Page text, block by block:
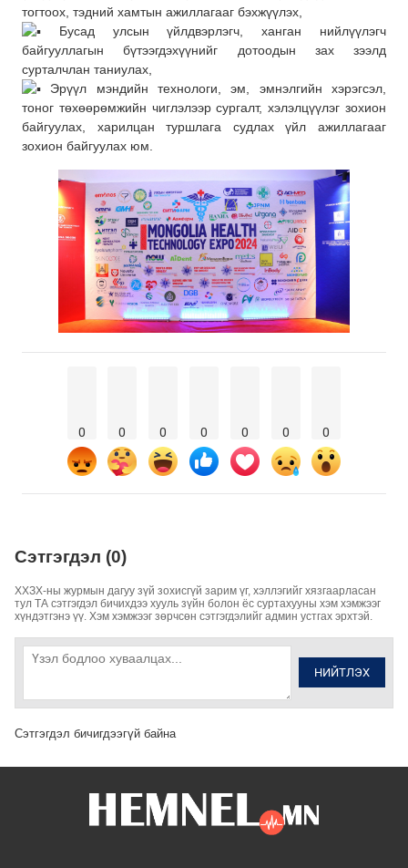
тогтоох, тэдний хамтын ажиллагааг бэхжүүлэх,
Бусад улсын үйлдвэрлэгч, ханган нийлүүлэгч
байгууллагын бүтээгдэхүүнийг дотоодын зах зээлд
сурталчлан таниулах,
Эрүүл мэндийн технологи, эм, эмнэлгийн хэрэгсэл,
тоног төхөөрөмжийн чиглэлээр сургалт, хэлэлцүүлэг зохион
байгуулах, харилцан туршлага судлах үйл ажиллагааг
зохион байгуулах юм.
0 0 0 0 0 0 0
Сэтгэгдэл (0)
ХХЗХ-ны журмын дагуу зүй зохисгүй зарим үг, хэллэгийг хязгаарласан
тул ТА сэтгэгдэл бичихдээ хууль зүйн болон ёс суртахууны хэм хэмжээг
хүндэтгэнэ үү. Хэм хэмжээг зөрчсөн сэтгэгдэлийг админ устгах эрхтэй.
НИЙТЛЭХ
Сэтгэгдэл бичигдээгүй байна